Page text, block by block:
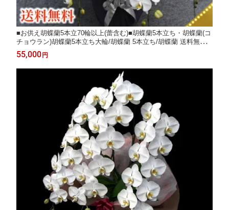
■お供え胡蝶蘭5本立70輪以上(蕾含む)■胡蝶蘭5本立ち・胡蝶蘭(コ
チョウラン)胡蝶蘭5本立ち大輪/胡蝶蘭 5本立ち/胡蝶蘭 送料無料/
お供え花・法事 【ラン・胡蝶蘭】胡蝶蘭 竣工式落成式 お歳暮
株主総会はなやか正月
55,000 円